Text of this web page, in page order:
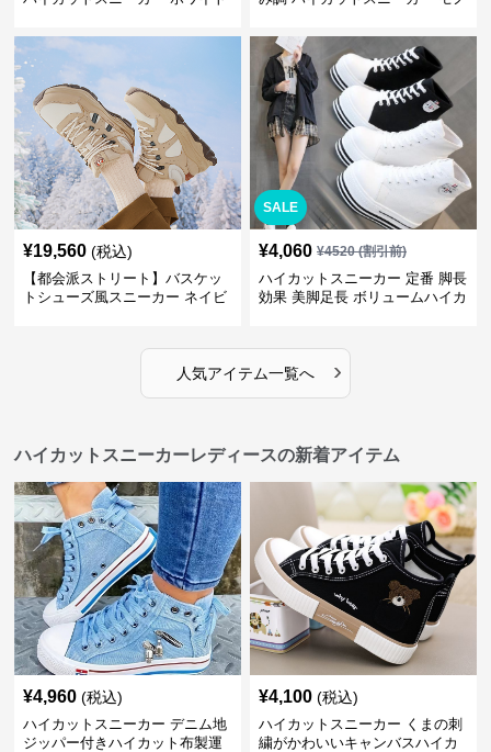
ビ クラシック
トリート
¥19,560 (税込)
【都会派ストリート】バスケッ
トシューズ風スニーカー ネイビ
SALE
¥4,060 ¥4520(割引前)
ハイカットスニーカー 定番 脚長
効果 美脚足長 ボリュームハイカ
かわいい
人気アイテム一覧へ ›
ハイカットスニーカーレディースの新着アイテム
¥4,960 (税込)
ハイカットスニーカー デニム地
ジッパー付きハイカット布製運
¥4,100 (税込)
ハイカットスニーカー くまの刺
繍がかわいいキャンバスハイカ